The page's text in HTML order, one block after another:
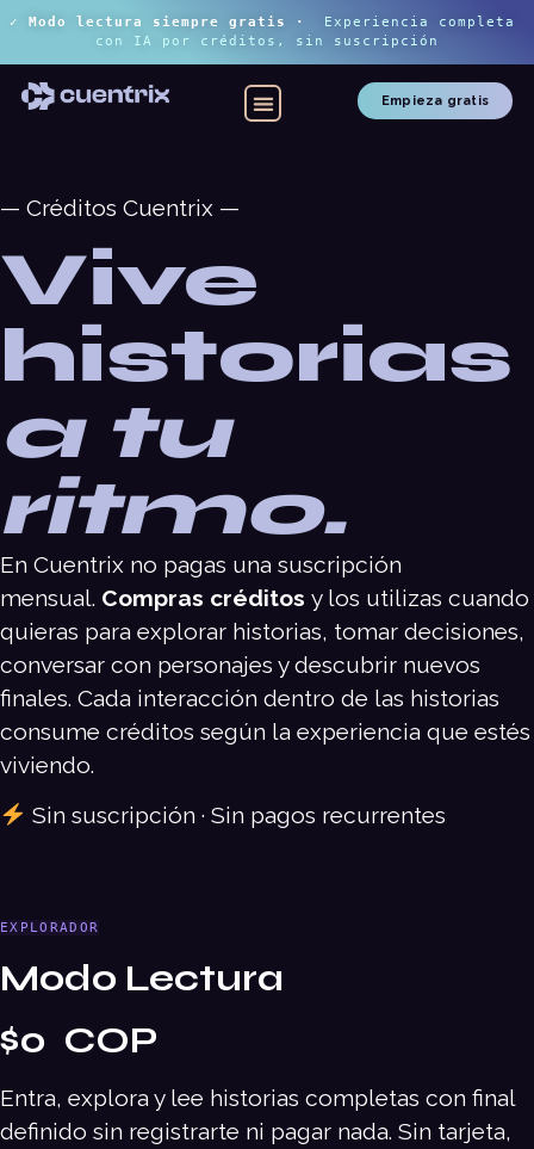
✓ Modo lectura siempre gratis ·
Experiencia completa
con IA por créditos, sin suscripción
Empieza gratis
— Créditos Cuentrix —
Vive
historias
a tu
ritmo.
En Cuentrix no pagas una suscripción
mensual. Compras créditos y los utilizas cuando
quieras para explorar historias, tomar decisiones,
conversar con personajes y descubrir nuevos
finales. Cada interacción dentro de las historias
consume créditos según la experiencia que estés
viviendo.
Sin suscripción · Sin pagos recurrentes
EXPLORADOR
Modo Lectura
$0 COP
Entra, explora y lee historias completas con final
definido sin registrarte ni pagar nada. Sin tarjeta,